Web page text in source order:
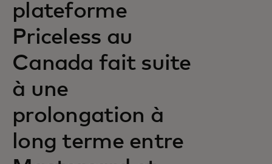
plateforme
Priceless au
Canada fait suite
à une
prolongation à
long terme entre